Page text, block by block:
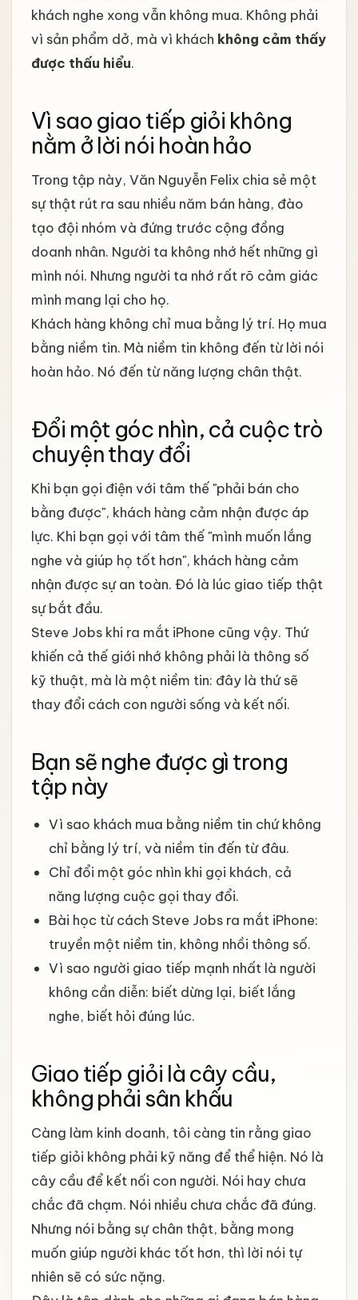
khách nghe xong vẫn không mua. Không phải
vì sản phẩm dở, mà vì khách không cảm thấy
được thấu hiểu.
Vì sao giao tiếp giỏi không
nằm ở lời nói hoàn hảo
Trong tập này, Văn Nguyễn Felix chia sẻ một
sự thật rút ra sau nhiều năm bán hàng, đào
tạo đội nhóm và đứng trước cộng đồng
doanh nhân. Người ta không nhớ hết những gì
mình nói. Nhưng người ta nhớ rất rõ cảm giác
mình mang lại cho họ.
Khách hàng không chỉ mua bằng lý trí. Họ mua
bằng niềm tin. Mà niềm tin không đến từ lời nói
hoàn hảo. Nó đến từ năng lượng chân thật.
Đổi một góc nhìn, cả cuộc trò
chuyện thay đổi
Khi bạn gọi điện với tâm thế "phải bán cho
bằng được", khách hàng cảm nhận được áp
lực. Khi bạn gọi với tâm thế "mình muốn lắng
nghe và giúp họ tốt hơn", khách hàng cảm
nhận được sự an toàn. Đó là lúc giao tiếp thật
sự bắt đầu.
Steve Jobs khi ra mắt iPhone cũng vậy. Thứ
khiến cả thế giới nhớ không phải là thông số
kỹ thuật, mà là một niềm tin: đây là thứ sẽ
thay đổi cách con người sống và kết nối.
Bạn sẽ nghe được gì trong
tập này
Vì sao khách mua bằng niềm tin chứ không
chỉ bằng lý trí, và niềm tin đến từ đâu.
Chỉ đổi một góc nhìn khi gọi khách, cả
năng lượng cuộc gọi thay đổi.
Bài học từ cách Steve Jobs ra mắt iPhone:
truyền một niềm tin, không nhồi thông số.
Vì sao người giao tiếp mạnh nhất là người
không cần diễn: biết dừng lại, biết lắng
nghe, biết hỏi đúng lúc.
Giao tiếp giỏi là cây cầu,
không phải sân khấu
Càng làm kinh doanh, tôi càng tin rằng giao
tiếp giỏi không phải kỹ năng để thể hiện. Nó là
cây cầu để kết nối con người. Nói hay chưa
chắc đã chạm. Nói nhiều chưa chắc đã đúng.
Nhưng nói bằng sự chân thật, bằng mong
muốn giúp người khác tốt hơn, thì lời nói tự
nhiên sẽ có sức nặng.